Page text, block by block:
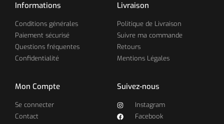
Informations
Conditions générales
Paiement sécurisé
Questions fréquentes
Confidentialité
Livraison
Politique de Livraison
Suivre ma commande
Retours
Mentions Légales
Mon Compte
Se connecter
Contact
Suivez-nous
Instagram
Facebook